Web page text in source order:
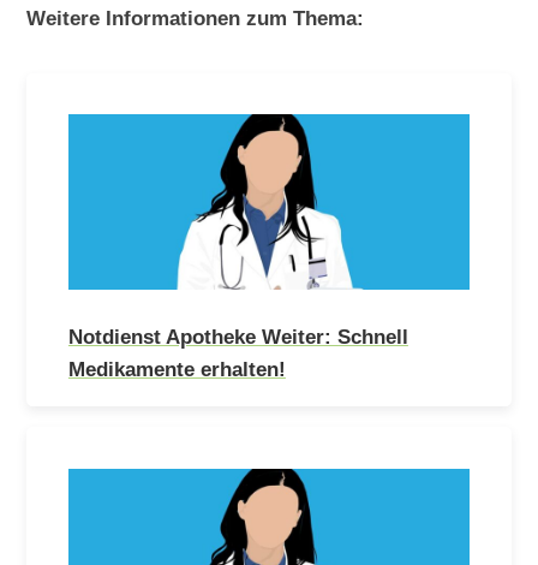
Weitere Informationen zum Thema:
Notdienst Apotheke Weiter: Schnell
Medikamente erhalten!